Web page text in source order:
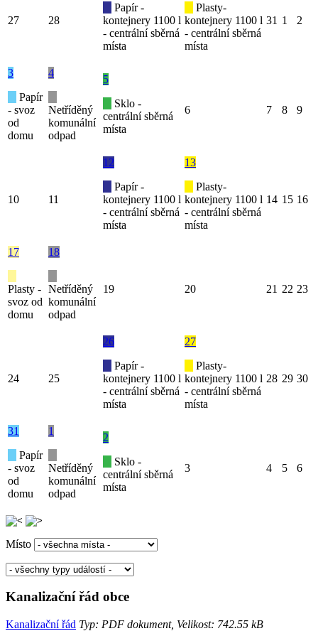
27 28
Papír -
kontejnery 1100 l
- centrální sběrná
místa
Plasty-
kontejnery 1100 l
- centrální sběrná
místa
31 1 2
3
Papír
- svoz
od
domu
4
Netříděný
komunální
odpad
5
Sklo -
centrální sběrná
místa
6 7 8 9
10 11
12
Papír -
kontejnery 1100 l
- centrální sběrná
místa
13
Plasty-
kontejnery 1100 l
- centrální sběrná
místa
14 15 16
17
Plasty -
svoz od
domu
18
Netříděný
komunální
odpad
19 20 21 22 23
24 25
26
Papír -
kontejnery 1100 l
- centrální sběrná
místa
27
Plasty-
kontejnery 1100 l
- centrální sběrná
místa
28 29 30
31
Papír
- svoz
od
domu
1
Netříděný
komunální
odpad
2
Sklo -
centrální sběrná
místa
3 4 5 6
Místo
Kanalizační řád obce
Kanalizační řád Typ: PDF dokument, Velikost: 742.55 kB